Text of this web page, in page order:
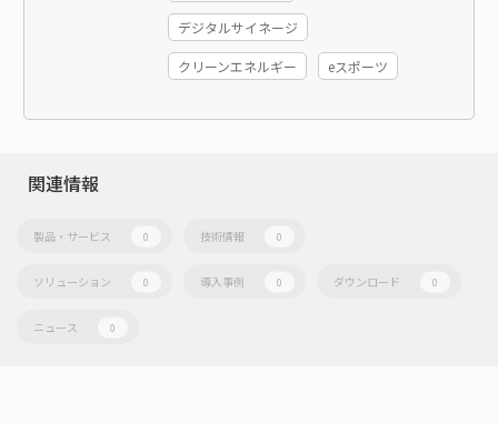
デジタルサイネージ
クリーンエネルギー eスポーツ
関連情報
製品・サービス 0 技術情報 0
ソリューション 0 導入事例 0 ダウンロード 0
ニュース 0